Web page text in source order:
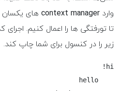
وارد context manager های یکسان
تا تورفتگی ها را اعمال کنیم. اجرای
زیر را در کنسول برای شما چاپ کند.